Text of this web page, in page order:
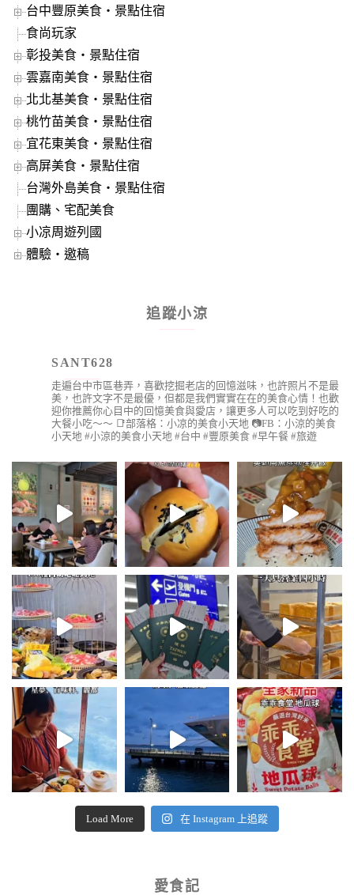
台中豐原美食‧景點住宿
食尚玩家
彰投美食‧景點住宿
雲嘉南美食‧景點住宿
北北基美食‧景點住宿
桃竹苗美食‧景點住宿
宜花東美食‧景點住宿
高屏美食‧景點住宿
台灣外島美食‧景點住宿
團購、宅配美食
小凉周遊列國
體驗‧邀稿
追蹤小涼
SANT628
走遍台中市區巷弄，喜歡挖掘老店的回憶滋味，也許照片不是最
美，也許文字不是最優，但都是我們實實在在的美食心情！也歡
迎你推薦你心目中的回憶美食與愛店，讓更多人可以吃到好吃的
大餐小吃～～ 📑部落格：小凉的美食小天地 📷FB：小涼的美食
小天地 #小涼的美食小天地 #台中 #豐原美食 #早午餐 #旅遊
Load More 在 Instagram 上追蹤
愛食記